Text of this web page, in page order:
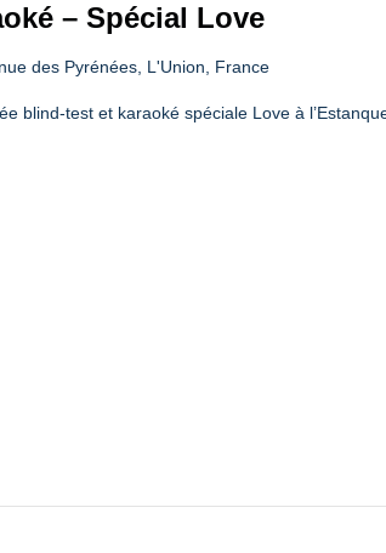
– Spécial Love
des Pyrénées, L'Union, France
blind-test et karaoké spéciale Love à